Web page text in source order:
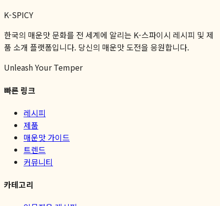
K-SPICY
한국의 매운맛 문화를 전 세계에 알리는 K-스파이시 레시피 및 제
품 소개 플랫폼입니다. 당신의 매운맛 도전을 응원합니다.
Unleash Your Temper
빠른 링크
레시피
제품
매운맛 가이드
트렌드
커뮤니티
카테고리